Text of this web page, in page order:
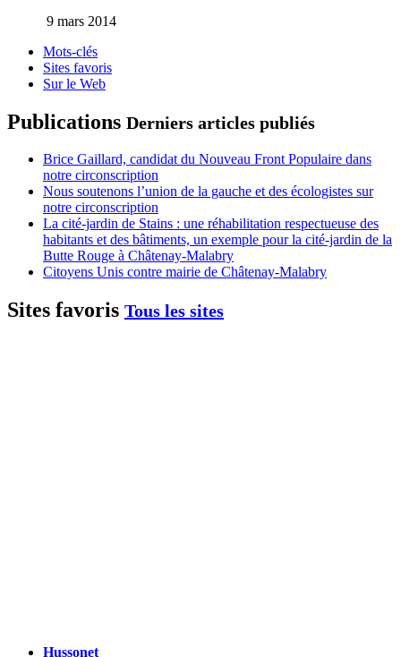
9 mars 2014
Mots-clés
Sites favoris
Sur le Web
Publications Derniers articles publiés
Brice Gaillard, candidat du Nouveau Front Populaire dans
notre circonscription
Nous soutenons l’union de la gauche et des écologistes sur
notre circonscription
La cité-jardin de Stains : une réhabilitation respectueuse des
habitants et des bâtiments, un exemple pour la cité-jardin de la
Butte Rouge à Châtenay-Malabry
Citoyens Unis contre mairie de Châtenay-Malabry
Sites favoris Tous les sites
Hussonet